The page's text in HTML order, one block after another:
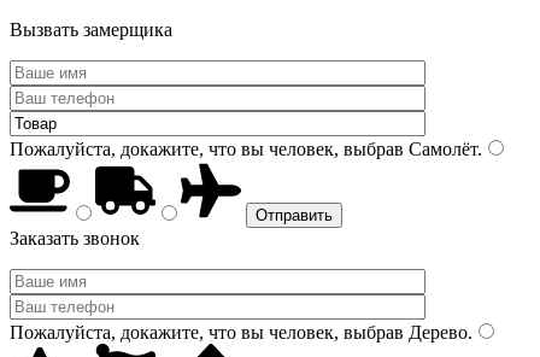
Вызвать замерщика
Пожалуйста, докажите, что вы человек, выбрав Самолёт.
Заказать звонок
Пожалуйста, докажите, что вы человек, выбрав Дерево.